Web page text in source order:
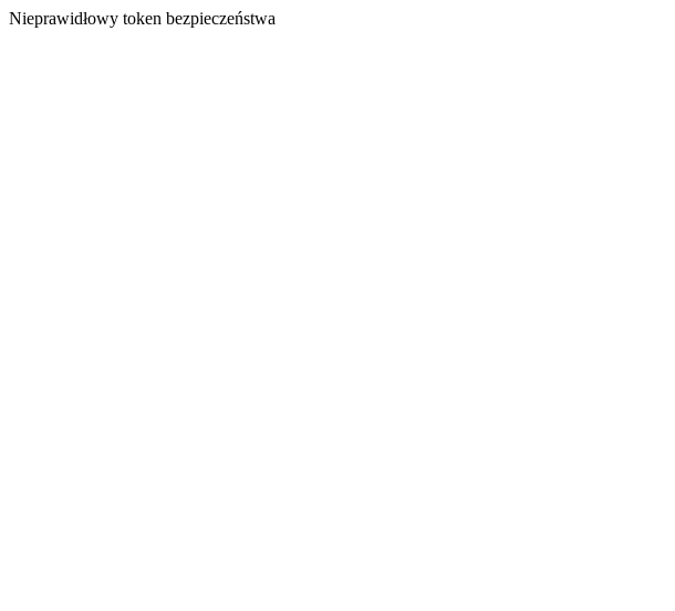
Nieprawidłowy token bezpieczeństwa